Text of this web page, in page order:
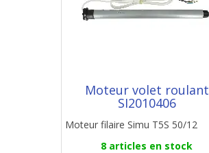
Moteur volet roulant
SI2010406
Moteur filaire Simu T5S 50/12
8 articles en stock